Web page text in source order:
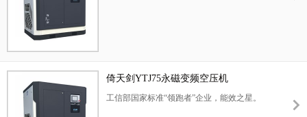
倚天剑YTJ75永磁变频空压机
工信部国家标准“领跑者”企业，能效之星。